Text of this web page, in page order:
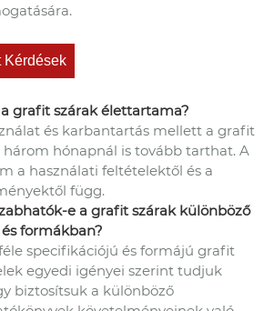
Kérdések
a grafit szárak élettartama?
és karbantartás mellett a grafit
három hónapnál is tovább tarthat. A
a használati feltételektől és a
függ.
e a grafit szárak különböző
formákban?
specifikációjú és formájú grafit
egyedi igényei szerint tudjuk
biztosítsuk a különböző